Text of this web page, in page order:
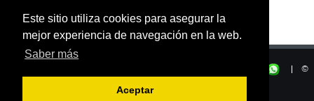
Este sitio utiliza cookies para asegurar la
mejor experiencia de navegación en la web.
Saber más
Aceptar
| ©